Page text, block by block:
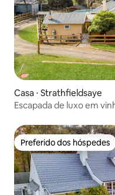
Casa ⋅ Strathfieldsaye
Escapada de luxo em
Preferido dos hóspedes
Preferido dos hóspedes